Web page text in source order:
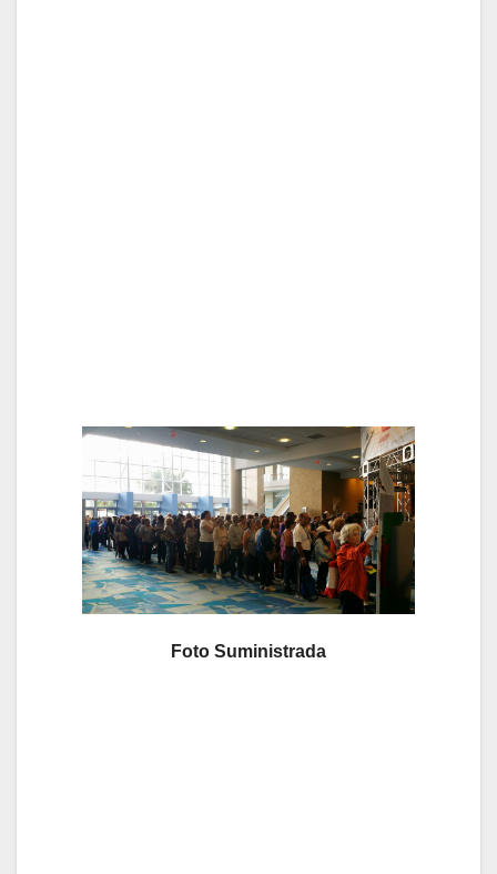
Foto Suministrada